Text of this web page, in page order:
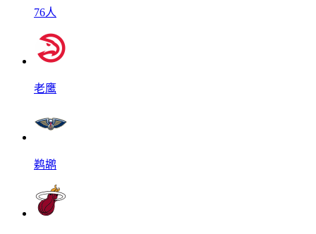
76人
老鹰
鹈鹕